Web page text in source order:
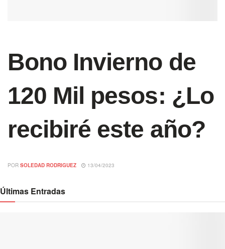
Bono Invierno de
120 Mil pesos: ¿Lo
recibiré este año?
POR SOLEDAD RODRIGUEZ 13/04/2023
Últimas Entradas